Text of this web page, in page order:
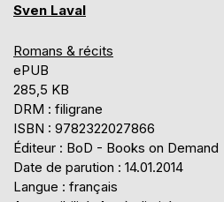
Sven Laval
Romans & récits
ePUB
285,5 KB
DRM : filigrane
ISBN : 9782322027866
Éditeur : BoD - Books on Demand
Date de parution : 14.01.2014
Langue : français